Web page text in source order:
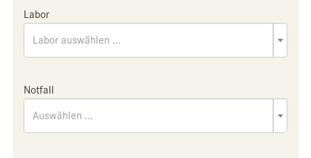
Labor
Labor auswählen ...
Notfall
Auswählen ...